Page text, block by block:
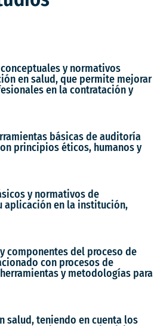
y normativos
en salud, que permite mejorar
en la contratación y
básicas de auditoría
principios éticos, humanos y
y normativos de
aplicación en la institución,
componentes del proceso de
con procesos de
y metodologías para
salud, teniendo en cuenta los